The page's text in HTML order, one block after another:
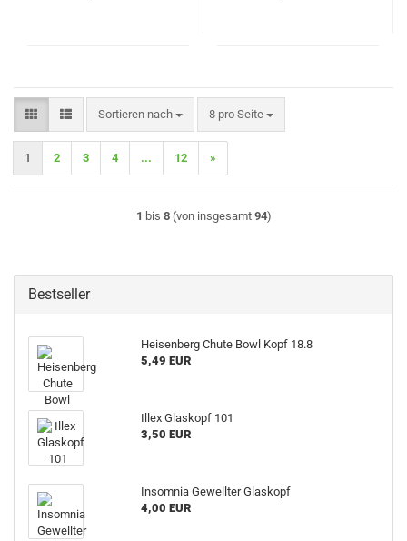
Sortieren nach
Sortieren nach 8 pro Seite
pro Seite
1 2 3 4 ... 12 »
1 bis 8(von insgesamt 94)
Bestseller
Heisenberg Chute Bowl Kopf 18.8
5,49 EUR
Illex Glaskopf 101
3,50 EUR
Insomnia Gewellter Glaskopf
4,00 EUR